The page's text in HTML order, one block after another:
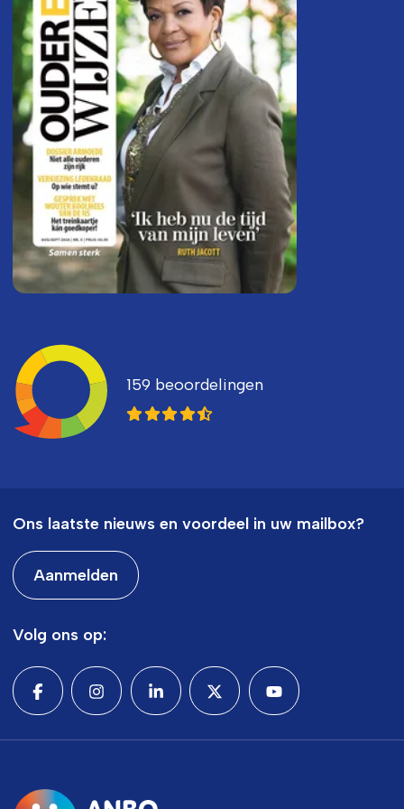
159 beoordelingen
Ons laatste nieuws en voordeel in uw mailbox?
Aanmelden
Volg ons op: